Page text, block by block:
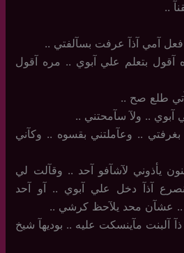
..
آمي آذآ عرفت بسآلفتي ..
آقول بتعلم علي آبوي .. مره آقول
طلع صح ..
آبوي .. ولآ سآمحتني ..
.. وعآملتني بقسوه .. وكآني
يأذوني لآشآفو آحد .. وقآلت لي
آذآ دخل علي آبوي .. آو آحد
.. عشآن محد يلآحظ كرشي ..
آلبنت مآينسكت عليه .. بوديهآ شيخ